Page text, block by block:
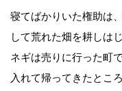
寝てばかりいた権助は
して荒れた畑を耕しは
ネギは売りに行った町
入れて帰ってきたとこ